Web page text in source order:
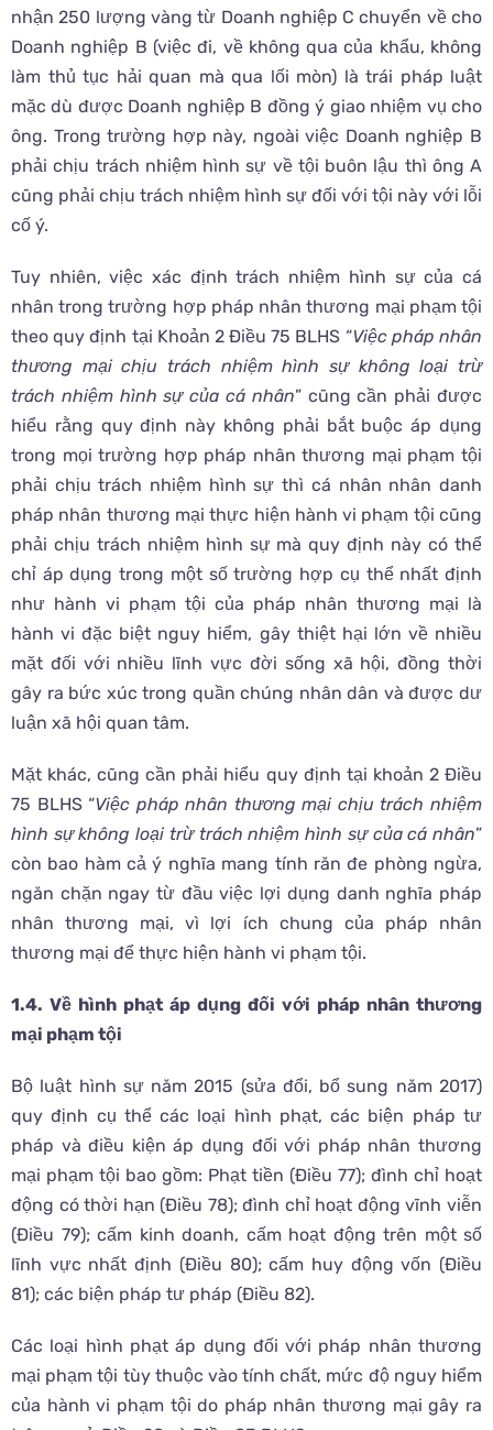
nhận 250 lượng vàng từ Doanh nghiệp C chuyển về cho
Doanh nghiệp B (việc đi, về không qua của khẩu, không
làm thủ tục hải quan mà qua lối mòn) là trái pháp luật
mặc dù được Doanh nghiệp B đồng ý giao nhiệm vụ cho
ông. Trong trường hợp này, ngoài việc Doanh nghiệp B
phải chịu trách nhiệm hình sự về tội buôn lậu thì ông A
cũng phải chịu trách nhiệm hình sự đối với tội này với lỗi
cố ý.
Tuy nhiên, việc xác định trách nhiệm hình sự của cá
nhân trong trường hợp pháp nhân thương mại phạm tội
theo quy định tại Khoản 2 Điều 75 BLHS “Việc pháp nhân
thương mại chịu trách nhiệm hình sự không loại trừ
trách nhiệm hình sự của cá nhân” cũng cần phải được
hiểu rằng quy định này không phải bắt buộc áp dụng
trong mọi trường hợp pháp nhân thương mại phạm tội
phải chịu trách nhiệm hình sự thì cá nhân nhân danh
pháp nhân thương mại thực hiện hành vi phạm tội cũng
phải chịu trách nhiệm hình sự mà quy định này có thể
chỉ áp dụng trong một số trường hợp cụ thể nhất định
như hành vi phạm tội của pháp nhân thương mại là
hành vi đặc biệt nguy hiểm, gây thiệt hại lớn về nhiều
mặt đối với nhiều lĩnh vực đời sống xã hội, đồng thời
gây ra bức xúc trong quần chúng nhân dân và được dư
luận xã hội quan tâm.
Mặt khác, cũng cần phải hiểu quy định tại khoản 2 Điều
75 BLHS “Việc pháp nhân thương mại chịu trách nhiệm
hình sự không loại trừ trách nhiệm hình sự của cá nhân”
còn bao hàm cả ý nghĩa mang tính răn đe phòng ngừa,
ngăn chặn ngay từ đầu việc lợi dụng danh nghĩa pháp
nhân thương mại, vì lợi ích chung của pháp nhân
thương mại để thực hiện hành vi phạm tội.
1.4. Về hình phạt áp dụng đối với pháp nhân thương
mại phạm tội
Bộ luật hình sự năm 2015 (sửa đổi, bổ sung năm 2017)
quy định cụ thể các loại hình phạt, các biện pháp tư
pháp và điều kiện áp dụng đối với pháp nhân thương
mại phạm tội bao gồm: Phạt tiền (Điều 77); đình chỉ hoạt
động có thời hạn (Điều 78); đình chỉ hoạt động vĩnh viễn
(Điều 79); cấm kinh doanh, cấm hoạt động trên một số
lĩnh vực nhất định (Điều 80); cấm huy động vốn (Điều
81); các biện pháp tư pháp (Điều 82).
Các loại hình phạt áp dụng đối với pháp nhân thương
mại phạm tội tùy thuộc vào tính chất, mức độ nguy hiểm
của hành vi phạm tội do pháp nhân thương mại gây ra